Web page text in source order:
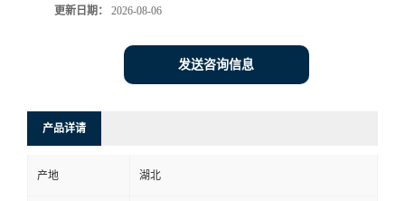
更新日期： 2026-08-06
发送咨询信息
产品详请
产地 湖北